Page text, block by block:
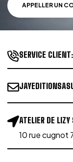
APPELLER UN
SERVICE CLIENT:
ATELIER DE LIZY
10 rue cugnot